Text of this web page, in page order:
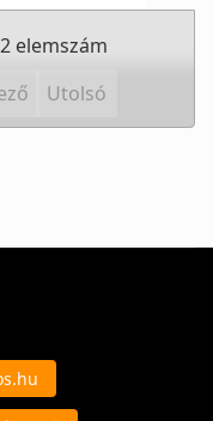
elemszám
Utolsó